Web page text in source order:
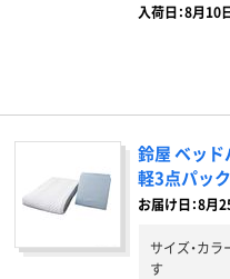
入荷日：8月10
鈴屋 ベッ
軽3点パック
お届け日：8月
サイズ・カ
す